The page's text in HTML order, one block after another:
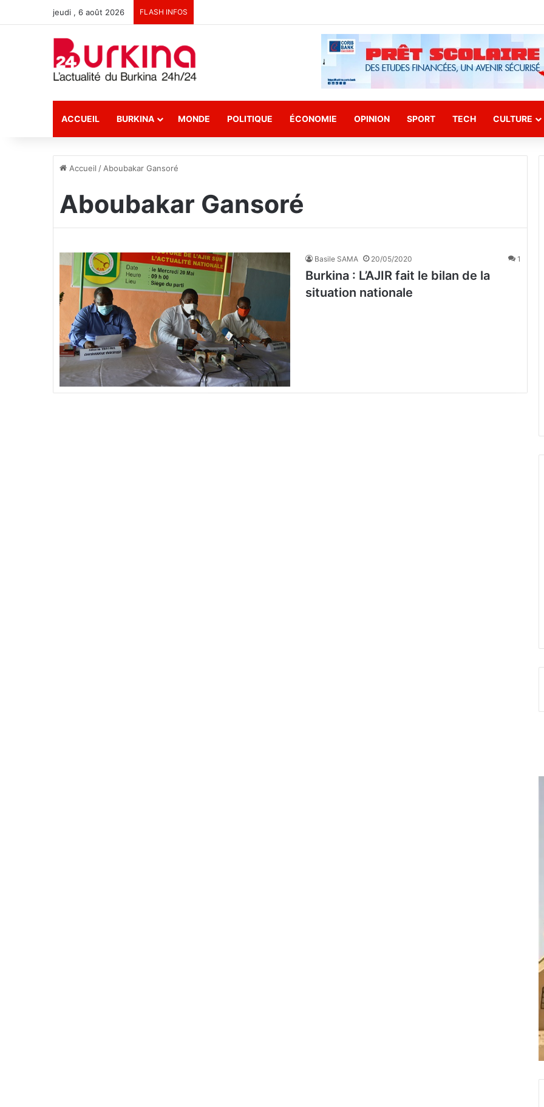
jeudi , 6 août 2026 FLASH INFOS
ACCUEIL BURKINA MONDE POLITIQUE ÉCONOMIE OPINION SPORT TECH CULTURE
Accueil / Aboubakar Gansoré
Aboubakar Gansoré
Basile SAMA 20/05/2020 1
Burkina : L’AJIR fait le bilan de la
situation nationale